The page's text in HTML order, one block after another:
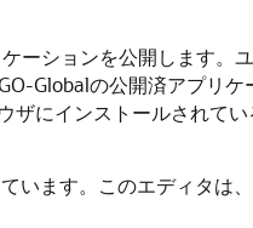
ーションを公開します。
Globalの公開済アプリ
にインストールされて
います。このエディタは